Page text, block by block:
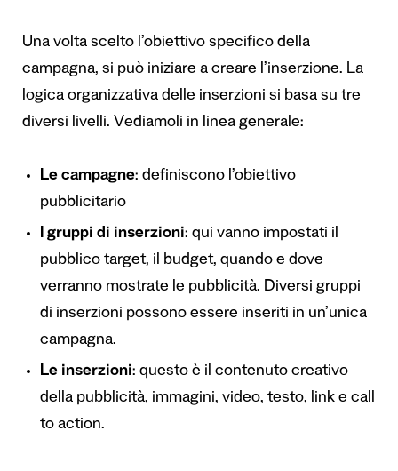
Una volta scelto l’obiettivo specifico della
campagna, si può iniziare a creare l’inserzione. La
logica organizzativa delle inserzioni si basa su tre
diversi livelli. Vediamoli in linea generale:
Le campagne: definiscono l’obiettivo
pubblicitario
I gruppi di inserzioni: qui vanno impostati il
pubblico target, il budget, quando e dove
verranno mostrate le pubblicità. Diversi gruppi
di inserzioni possono essere inseriti in un’unica
campagna.
Le inserzioni: questo è il contenuto creativo
della pubblicità, immagini, video, testo, link e call
to action.